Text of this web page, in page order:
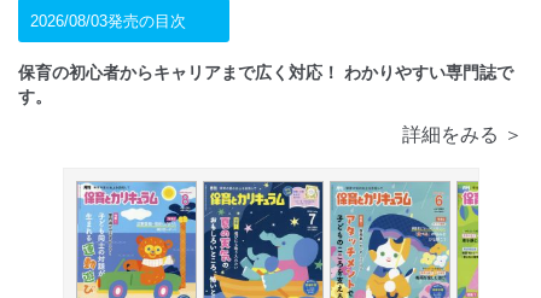
2026/08/03発売の目次
保育の初心者からキャリアまで広く対応！ わかりやすい専門誌で
す。
詳細をみる ＞